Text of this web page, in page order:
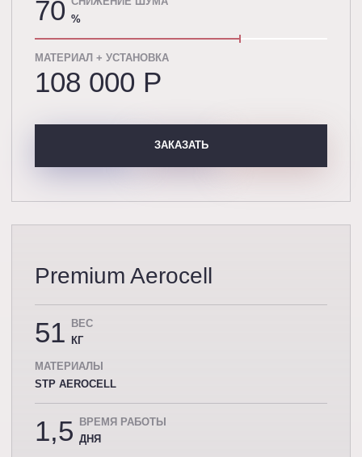
Premium Aerocell
51
ВЕС
КГ
МАТЕРИАЛЫ
STP AEROCELL
1,5
ВРЕМЯ РАБОТЫ
ДНЯ
70 %
МАТЕРИАЛ + УСТАНОВКА
108 000 P
ЗАКАЗАТЬ